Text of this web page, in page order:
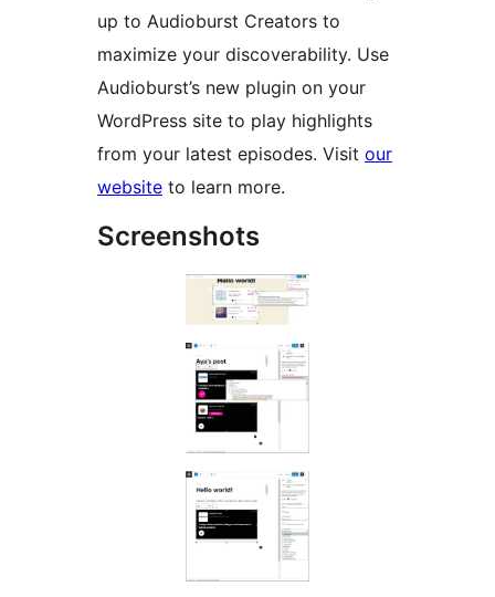
up to Audioburst Creators to
maximize your discoverability. Use
Audioburst’s new plugin on your
WordPress site to play highlights
from your latest episodes. Visit our
website to learn more.
Screenshots